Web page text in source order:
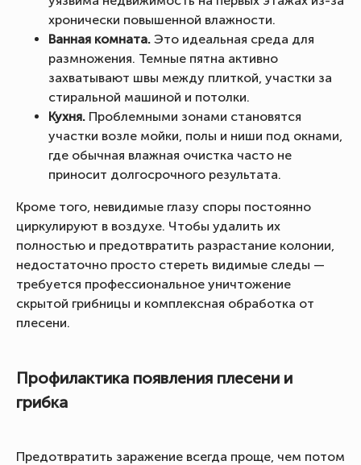
хронически повышенной влажности.
Ванная комната. Это идеальная среда для
размножения. Темные пятна активно
захватывают швы между плиткой, участки за
стиральной машиной и потолки.
Кухня. Проблемными зонами становятся
участки возле мойки, полы и ниши под окнами,
где обычная влажная очистка часто не
приносит долгосрочного результата.
Кроме того, невидимые глазу споры постоянно
циркулируют в воздухе. Чтобы удалить их
полностью и предотвратить разрастание колонии,
недостаточно просто стереть видимые следы —
требуется профессиональное уничтожение
скрытой грибницы и комплексная обработка от
плесени.
Профилактика появления плесени и
грибка
Предотвратить заражение всегда проще, чем потом